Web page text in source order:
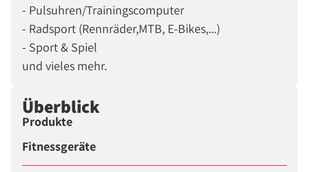
- Pulsuhren/Trainingscomputer
- Radsport (Rennräder,MTB, E-Bikes,...)
- Sport & Spiel
und vieles mehr.
Überblick
Produkte
Fitnessgeräte